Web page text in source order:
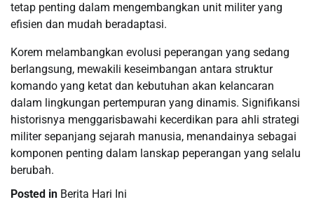
tetap penting dalam mengembangkan unit militer yang
efisien dan mudah beradaptasi.
Korem melambangkan evolusi peperangan yang sedang
berlangsung, mewakili keseimbangan antara struktur
komando yang ketat dan kebutuhan akan kelancaran
dalam lingkungan pertempuran yang dinamis. Signifikansi
historisnya menggarisbawahi kecerdikan para ahli strategi
militer sepanjang sejarah manusia, menandainya sebagai
komponen penting dalam lanskap peperangan yang selalu
berubah.
Posted in Berita Hari Ini